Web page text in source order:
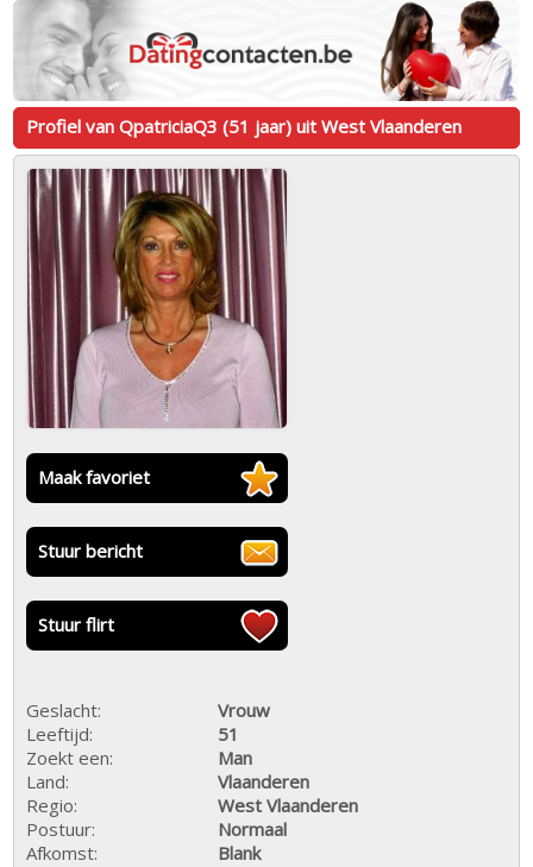
Profiel van QpatriciaQ3 (51 jaar) uit West Vlaanderen
Maak favoriet
Stuur bericht
Stuur flirt
Geslacht:
Vrouw
Leeftijd:
51
Zoekt een:
Man
Land:
Vlaanderen
Regio:
West Vlaanderen
Postuur:
Normaal
Afkomst:
Blank